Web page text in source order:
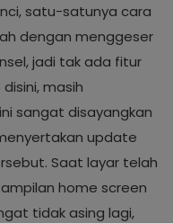
satu-satunya cara
dengan menggeser
jadi tak ada fitur
masih
sangat disayangkan
update
Saat layar telah
home screen
tidak asing lagi,